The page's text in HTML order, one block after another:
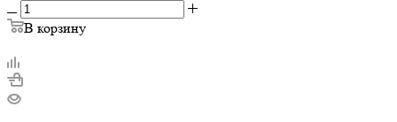
В корзину